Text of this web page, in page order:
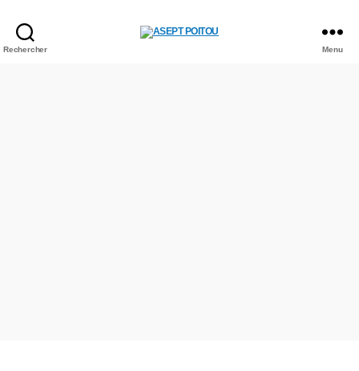
Rechercher Menu